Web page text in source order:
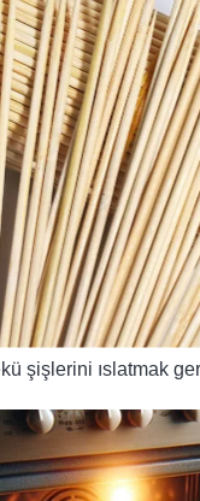
şişlerini ıslatmak